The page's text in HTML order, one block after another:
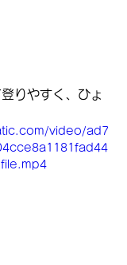
りやすく、ひょ
video/ad7